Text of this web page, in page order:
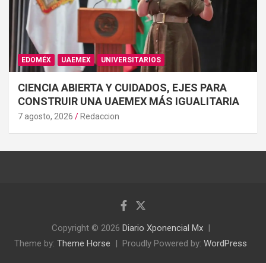
EDOMÉX UAEMEX UNIVERSITARIOS
CIENCIA ABIERTA Y CUIDADOS, EJES PARA
CONSTRUIR UNA UAEMEX MÁS IGUALITARIA
7 agosto, 2026 Redaccion
Copyright © 2026 Diario Xponencial Mx
Theme by: Theme Horse Proudly Powered by: WordPress